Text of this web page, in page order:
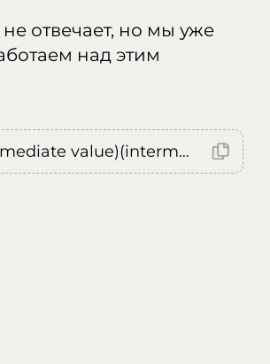
отвечает, но мы уже
над этим
Error: (intermediate value)(intermediate value)(intermediate value).replaceAll is not a function